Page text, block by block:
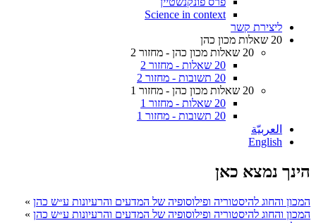
Science in context
ליצירת קשר
20 שאלות מכון כהן
20 שאלות מכון כהן - מחזור 2
20 שאלות - מחזור 2
20 תשובות - מחזור 2
20 שאלות מכון כהן - מחזור 1
20 שאלות - מחזור 1
20 תשובות - מחזור 1
العربيّة
English
הינך נמצא כאן
המכון והחוג להיסטוריה ופילוסופיה של המדעים והרעיונות ע״ש כהן »
המכון והחוג להיסטוריה ופילוסופיה של המדעים והרעיונות ע״ש כהן »